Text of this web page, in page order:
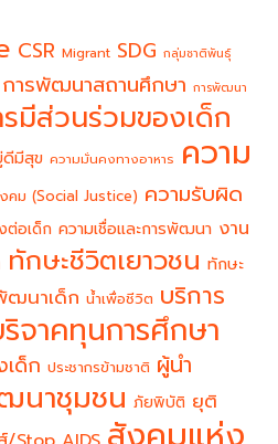
CSR Migrant SDG กลุ่มชาติพันธุ์
การพัฒนาสถานศึกษา การพัฒนา
มีส่วนร่วมของเด็ก
มีสุข ความมั่นคงทางอาหาร ความ
คม (Social Justice) ความรับผิด
ต่อเด็ก ความเชื่อและการพัฒนา งาน
ทักษะชีวิตเยาวชน ทักษะ
ฒนาเด็ก น้ำเพื่อชีวิต บริการ
จาคทุนการศึกษา
ด็ก ประชากรข้ามชาติ ผู้นำ
นาชุมชน ภัยพิบัติ ยุติ